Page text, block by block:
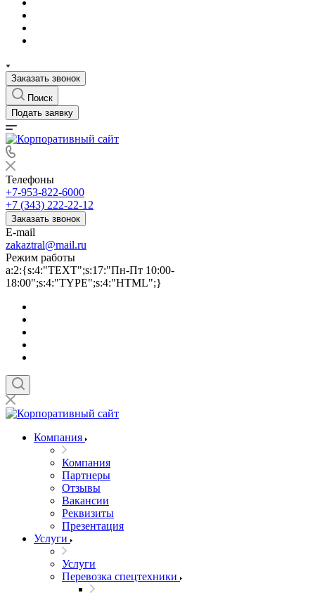
Заказать звонок
Поиск
Подать заявку
Телефоны
+7-953-822-6000
+7 (343) 222-22-12
Заказать звонок
E-mail
zakaztral@mail.ru
Режим работы
a:2:{s:4:"TEXT";s:17:"Пн-Пт 10:00-
18:00";s:4:"TYPE";s:4:"HTML";}
Компания
Компания
Партнеры
Отзывы
Вакансии
Реквизиты
Презентация
Услуги
Услуги
Перевозка спецтехники